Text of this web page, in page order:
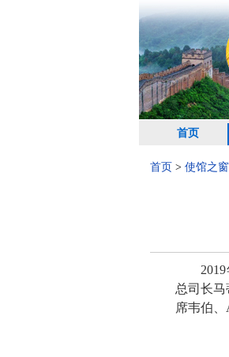
首页
首页 > 使馆之窗
2019年
总司长
席韦伯